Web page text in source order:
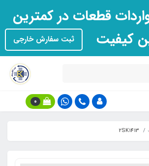
قطعات در کمترین
کیفیت
ثبت سفارش خارجی
0
2SK1413